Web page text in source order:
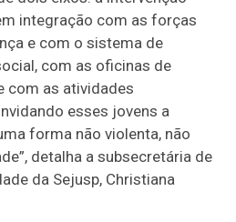
integração com as forças
e com o sistema de
com as oficinas de
com as atividades
esses jovens a
forma não violenta, não
detalha a subsecretária de
da Sejusp, Christiana